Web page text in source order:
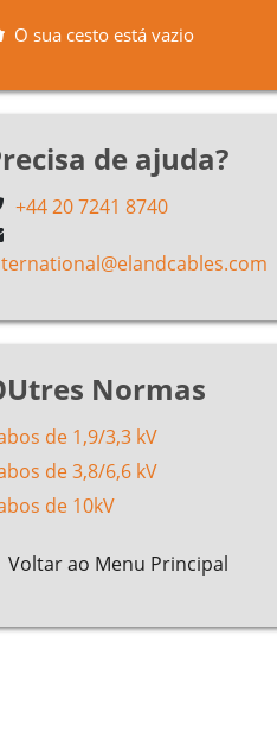
O sua cesto está vazio
de ajuda?
+44 20 7241 8740
Normas
de 1,9/3,3 kV
de 3,8/6,6 kV
de 10kV
Voltar ao Menu Principal